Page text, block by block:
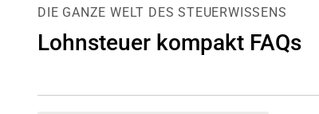
DIE GANZE WELT DES STEUERWISSENS
Lohnsteuer kompakt FAQs